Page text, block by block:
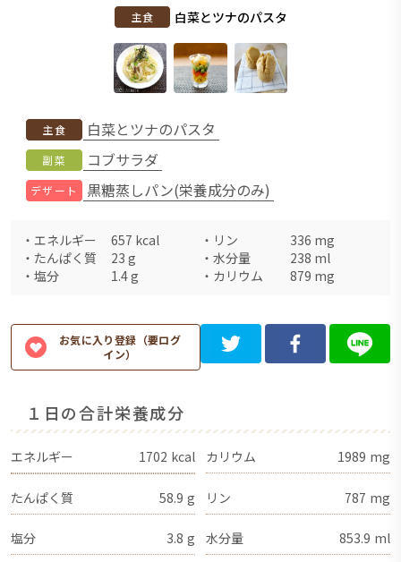
主食 白菜とツナのパスタ
主食 白菜とツナのパスタ
副菜 コブサラダ
デザート 黒糖蒸しパン(栄養成分のみ)
・ エネルギー 657 kcal ・ リン 336 mg
・ たんぱく質 23 g ・ 水分量 238 ml
・ 塩分 1.4g ・ カリウム 879 mg
お気に入り登録（要ログ
イン）
１日の合計栄養成分
エネルギー 1702 kcal カリウム 1989 mg
たんぱく質 58.9 g リン 787 mg
塩分 3.8 g 水分量 853.9 ml